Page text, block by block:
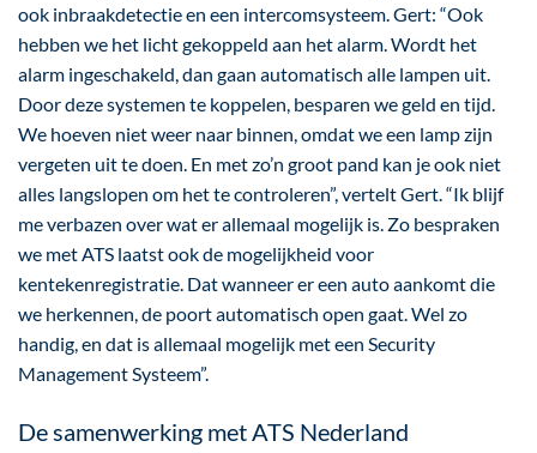
ook inbraakdetectie en een intercomsysteem. Gert: “Ook
hebben we het licht gekoppeld aan het alarm. Wordt het
alarm ingeschakeld, dan gaan automatisch alle lampen uit.
Door deze systemen te koppelen, besparen we geld en tijd.
We hoeven niet weer naar binnen, omdat we een lamp zijn
vergeten uit te doen. En met zo’n groot pand kan je ook niet
alles langslopen om het te controleren”, vertelt Gert. “Ik blijf
me verbazen over wat er allemaal mogelijk is. Zo bespraken
we met ATS laatst ook de mogelijkheid voor
kentekenregistratie. Dat wanneer er een auto aankomt die
we herkennen, de poort automatisch open gaat. Wel zo
handig, en dat is allemaal mogelijk met een Security
Management Systeem”.
De samenwerking met ATS Nederland